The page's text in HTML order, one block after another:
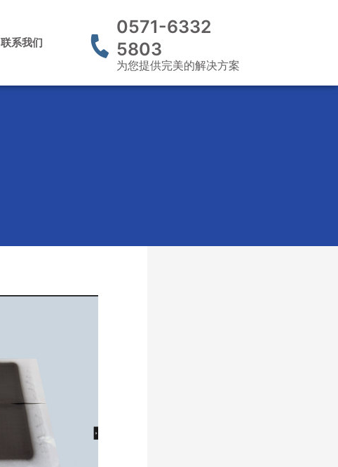
联系我们
0571-6332
5803
为您提供完美的解决方案